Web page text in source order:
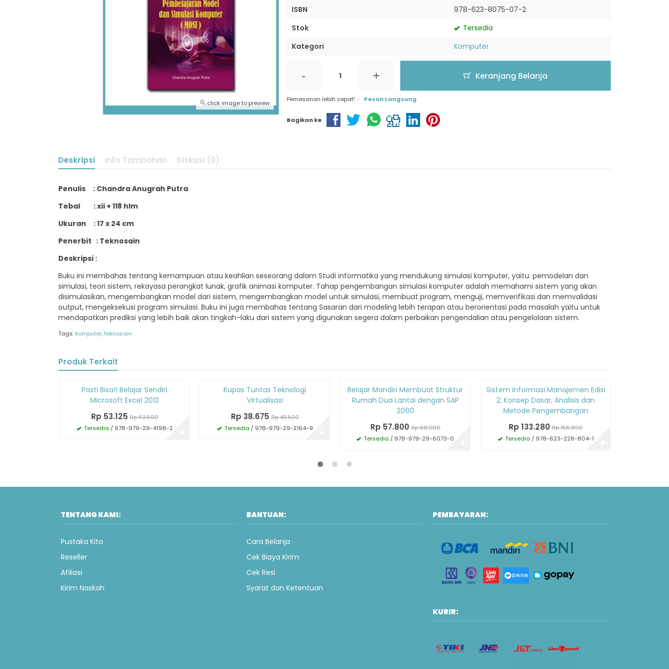
click image to preview
ISBN
978-623-8075-07-2
Stok
Tersedia
Kategori
Komputer
- + Keranjang Belanja
Pemesanan lebih cepat! Pesan Langsung
Bagikan ke
Deskripsi Info Tambahan Diskusi (0)
Penulis : Chandra Anugrah Putra
Tebal : xii + 118 hlm
Ukuran : 17 x 24 cm
Penerbit : Teknosain
Deskripsi :
Buku ini membahas tentang kemampuan atau keahlian seseorang dalam Studi informatika yang mendukung simulasi komputer, yaitu: pemodelan dan
simulasi, teori sistem, rekayasa perangkat lunak, grafik animasi komputer. Tahap pengembangan simulasi komputer adalah memahami sistem yang akan
disimulasikan, mengembangkan model dari sistem, mengembangkan model untuk simulasi, membuat program, menguji, memverifikasi dan memvalidasi
output, mengeksekusi program simulasi. Buku ini juga membahas tentang Sasaran dari modeling lebih terapan atau berorientasi pada masalah yaitu untuk
mendapatkan prediksi yang lebih baik akan tingkah-laku dari sistem yang digunakan segera dalam perbaikan pengendalian atau pengelolaan sistem.
Tags: komputer,teknosain
Produk Terkait
Pasti Bisa!! Belajar Sendiri
Microsoft Excel 2013
Rp 53.125 Rp 62.500
Tersedia / 978-979-29-4198-2
Kupas Tuntas Teknologi
Virtualisasi
Rp 38.675 Rp 45.500
Tersedia / 978-979-29-2164-9
Diskon
15%
Belajar Mandiri Membuat Struktur
Rumah Dua Lantai dengan SAP
2000
Rp 57.800 Rp 68.000
Tersedia / 978-979-29-6073-0
Diskon
15%
Sistem Informasi Manajemen Edisi
2; Konsep Dasar, Analisis dan
Metode Pengembangan
Rp 133.280 Rp 156.800
Tersedia / 978-623-228-804-1
TENTANG KAMI:
Pustaka Kita
Reseller
Afiliasi
Kirim Naskah
BANTUAN:
Cara Belanja
Cek Biaya Kirim
Cek Resi
Syarat dan Ketentuan
PEMBAYARAN:
KURIR: